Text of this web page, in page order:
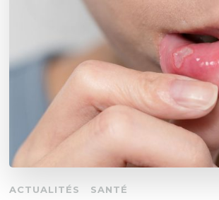
ACTUALITÉS SANTÉ